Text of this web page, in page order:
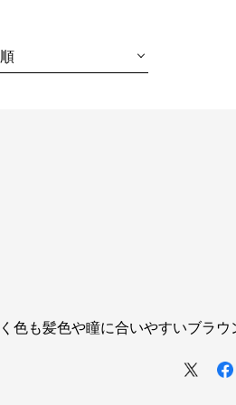
色も髪色や瞳に合いやすいブラ